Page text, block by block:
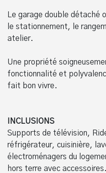
Le garage double détaché
le stationnement, le
atelier.
Une propriété
fonctionnalité et
fait bon vivre.
INCLUSIONS
Supports de télévision,
réfrigérateur, cuisinière,
électroménagers du
hors terre avec accessoires.